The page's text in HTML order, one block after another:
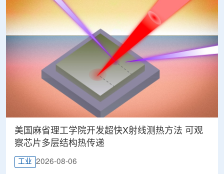
美国麻省理工学院开发超快X射线测热方法 可观
察芯片多层结构热传递
工业 2026-08-06